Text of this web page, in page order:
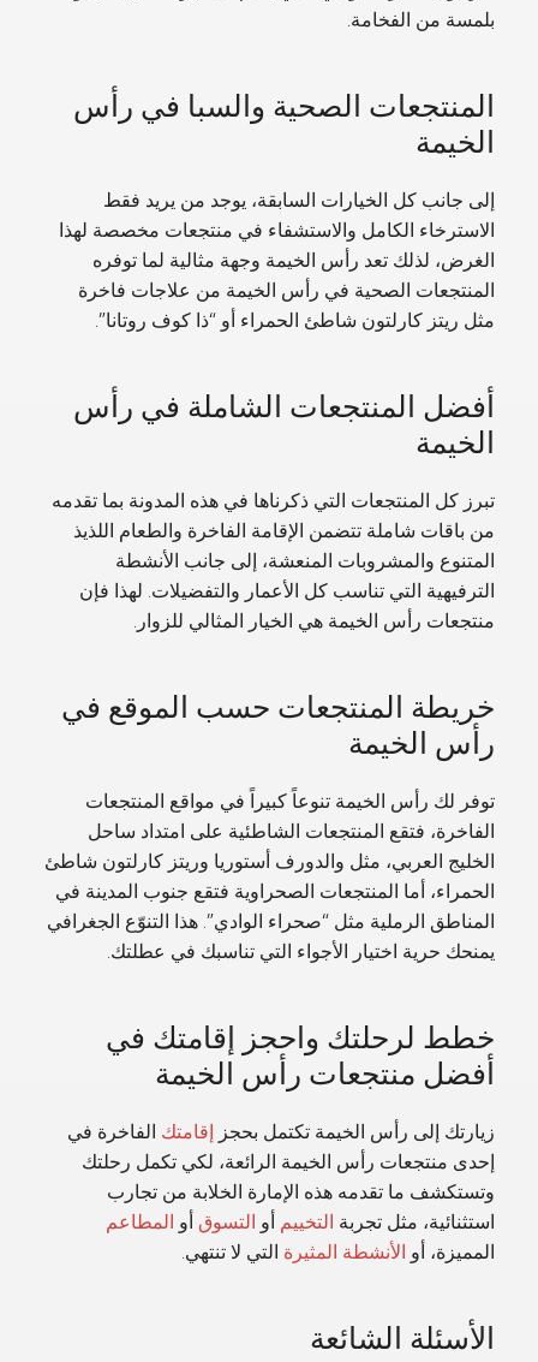
بلمسة من الفخامة.
المنتجعات الصحية والسبا في رأس
الخيمة
إلى جانب كل الخيارات السابقة، يوجد من يريد فقط
الاسترخاء الكامل والاستشفاء في منتجعات مخصصة لهذا
الغرض، لذلك تعد رأس الخيمة وجهة مثالية لما توفره
المنتجعات الصحية في رأس الخيمة من علاجات فاخرة
مثل ريتز كارلتون شاطئ الحمراء أو “ذا كوف روتانا”.
أفضل المنتجعات الشاملة في رأس
الخيمة
تبرز كل المنتجعات التي ذكرناها في هذه المدونة بما تقدمه
من باقات شاملة تتضمن الإقامة الفاخرة والطعام اللذيذ
المتنوع والمشروبات المنعشة، إلى جانب الأنشطة
الترفيهية التي تناسب كل الأعمار والتفضيلات. لهذا فإن
منتجعات رأس الخيمة هي الخيار المثالي للزوار.
خريطة المنتجعات حسب الموقع في
رأس الخيمة
توفر لك رأس الخيمة تنوعاً كبيراً في مواقع المنتجعات
الفاخرة، فتقع المنتجعات الشاطئية على امتداد ساحل
الخليج العربي، مثل والدورف أستوريا وريتز كارلتون شاطئ
الحمراء، أما المنتجعات الصحراوية فتقع جنوب المدينة في
المناطق الرملية مثل “صحراء الوادي”. هذا التنوّع الجغرافي
يمنحك حرية اختيار الأجواء التي تناسبك في عطلتك.
خطط لرحلتك واحجز إقامتك في
أفضل منتجعات رأس الخيمة
زيارتك إلى رأس الخيمة تكتمل بحجزإقامتكالفاخرة في
إحدى منتجعات رأس الخيمة الرائعة، لكي تكمل رحلتك
وتستكشف ما تقدمه هذه الإمارة الخلابة من تجارب
استثنائية، مثل تجربةالتخييمأوالتسوقأوالمطاعم
المميزة، أوالأنشطة المثيرةالتي لا تنتهي.
الأسئلة الشائعة